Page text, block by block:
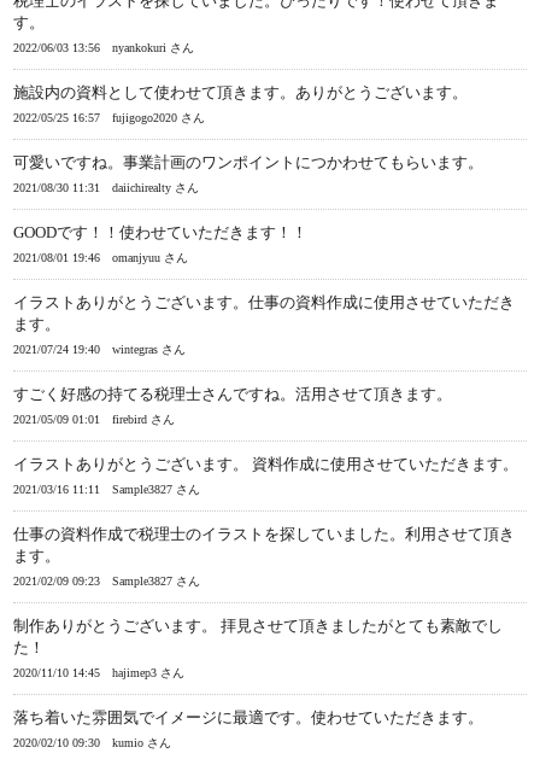
す。
2022/06/03 13:56 nyankokuri さん
施設内の資料として使わせて頂きます。ありがとうございます。
2022/05/25 16:57 fujigogo2020 さん
可愛いですね。事業計画のワンポイントにつかわせてもらいます。
2021/08/30 11:31 daiichirealty さん
GOODです！！使わせていただきます！！
2021/08/01 19:46 omanjyuu さん
イラストありがとうございます。仕事の資料作成に使用させていただき
ます。
2021/07/24 19:40 wintegras さん
すごく好感の持てる税理士さんですね。活用させて頂きます。
2021/05/09 01:01 firebird さん
イラストありがとうございます。 資料作成に使用させていただきます。
2021/03/16 11:11 Sample3827 さん
仕事の資料作成で税理士のイラストを探していました。利用させて頂き
ます。
2021/02/09 09:23 Sample3827 さん
制作ありがとうございます。 拝見させて頂きましたがとても素敵でし
た！
2020/11/10 14:45 hajimep3 さん
落ち着いた雰囲気でイメージに最適です。使わせていただきます。
2020/02/10 09:30 kumio さん